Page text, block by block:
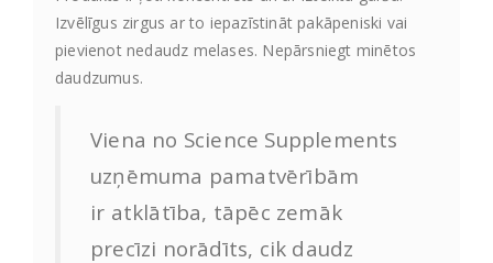
Izvēlīgus zirgus ar to iepazīstināt pakāpeniski vai
pievienot nedaudz melases. Nepārsniegt minētos
daudzumus.
Viena no Science Supplements
uzņēmuma pamatvērībām
ir atklātība, tāpēc zemāk
precīzi norādīts, cik daudz